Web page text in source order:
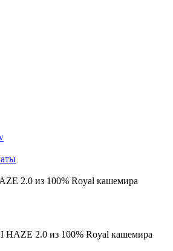
2.0 из 100% Royal кашемира